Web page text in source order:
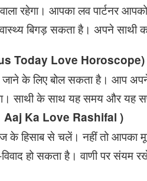
रहेगा। आपका लव पार्टनर
बिगड़ सकता है। अपने साथी
Today Love Horoscope)
के लिए बोल सकता है। आप
साथी के साथ यह समय और यह
Aaj Ka Love Rashifal )
के हिसाब से चलें। नहीं तो आपका
हो सकता है। वाणी पर संयम